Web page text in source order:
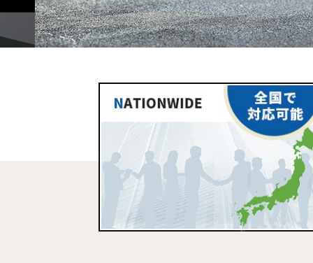
ジムパッド 緩衝畳
床暖
「こ
木目調クッション
床材「マルチスポ
ーツフロア」
陸上トラックシー
ト「アスレチック
ロール」
ジム
「ト